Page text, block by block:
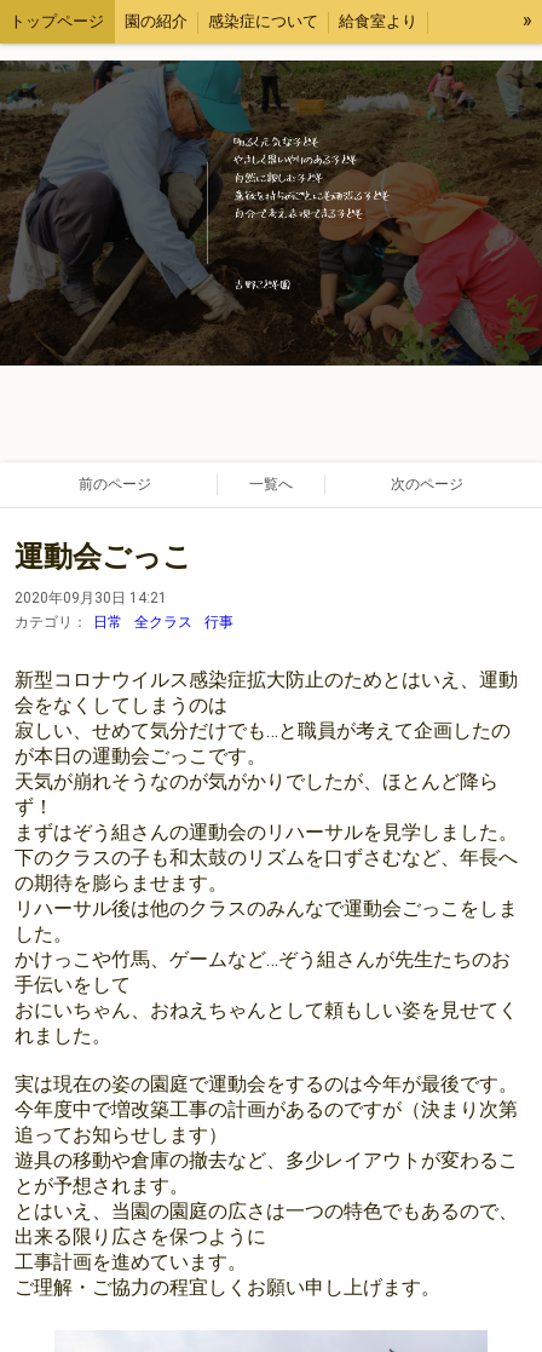
トップページ 園の紹介 感染症について 給食室より
各種様式 求人情報 ブログ 情報公開
»
前のページ 一覧へ 次のページ
運動会ごっこ
2020年09月30日 14:21
カテゴリ：
日常 全クラス 行事
新型コロナウイルス感染症拡大防止のためとはいえ、運動
会をなくしてしまうのは
寂しい、せめて気分だけでも…と職員が考えて企画したの
が本日の運動会ごっこです。
天気が崩れそうなのが気がかりでしたが、ほとんど降ら
ず！
まずはぞう組さんの運動会のリハーサルを見学しました。
下のクラスの子も和太鼓のリズムを口ずさむなど、年長へ
の期待を膨らませます。
リハーサル後は他のクラスのみんなで運動会ごっこをしま
した。
かけっこや竹馬、ゲームなど…ぞう組さんが先生たちのお
手伝いをして
おにいちゃん、おねえちゃんとして頼もしい姿を見せてく
れました。
実は現在の姿の園庭で運動会をするのは今年が最後です。
今年度中で増改築工事の計画があるのですが（決まり次第
追ってお知らせします）
遊具の移動や倉庫の撤去など、多少レイアウトが変わるこ
とが予想されます。
とはいえ、当園の園庭の広さは一つの特色でもあるので、
出来る限り広さを保つように
工事計画を進めています。
ご理解・ご協力の程宜しくお願い申し上げます。